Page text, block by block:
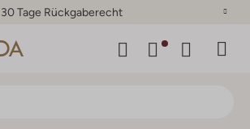
30 Tage Rückgaberecht